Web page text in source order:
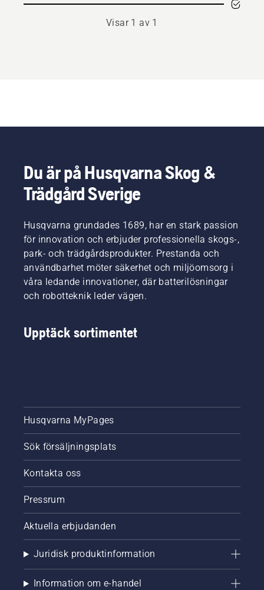
Visar 1 av 1
Du är på Husqvarna Skog &
Trädgård Sverige
Husqvarna grundades 1689, har en stark passion
för innovation och erbjuder professionella skogs-,
park- och trädgårdsprodukter. Prestanda och
användbarhet möter säkerhet och miljöomsorg i
våra ledande innovationer, där batterilösningar
och robotteknik leder vägen.
Upptäck sortimentet
Husqvarna MyPages
Sök försäljningsplats
Kontakta oss
Pressrum
Aktuella erbjudanden
Juridisk produktinformation
Information om e-handel